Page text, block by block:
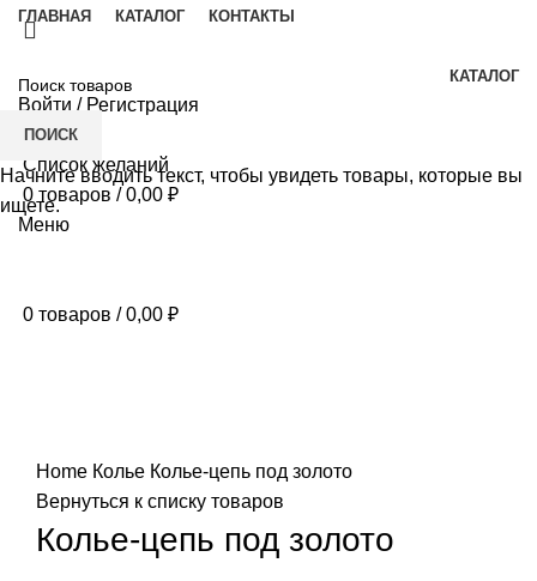
ГЛАВНАЯ КАТАЛОГ КОНТАКТЫ
КАТАЛОГ
Войти / Регистрация
Список желаний
0 товаров / 0,00 ₽
Меню
0 товаров / 0,00 ₽
Home Колье Колье-цепь под золото
Вернуться к списку товаров
Колье-цепь под золото
ПОИСК
Начните вводить текст, чтобы увидеть товары, которые вы
ищете.